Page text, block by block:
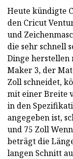
Heute kündigte
den Cricut
und
die sehr schnell
Dinge herstellen
Maker 3, der
Zoll schneidet,
mit einer Breite
in den
angegeben ist,
und 75 Zoll
beträgt die
langen Schnitt